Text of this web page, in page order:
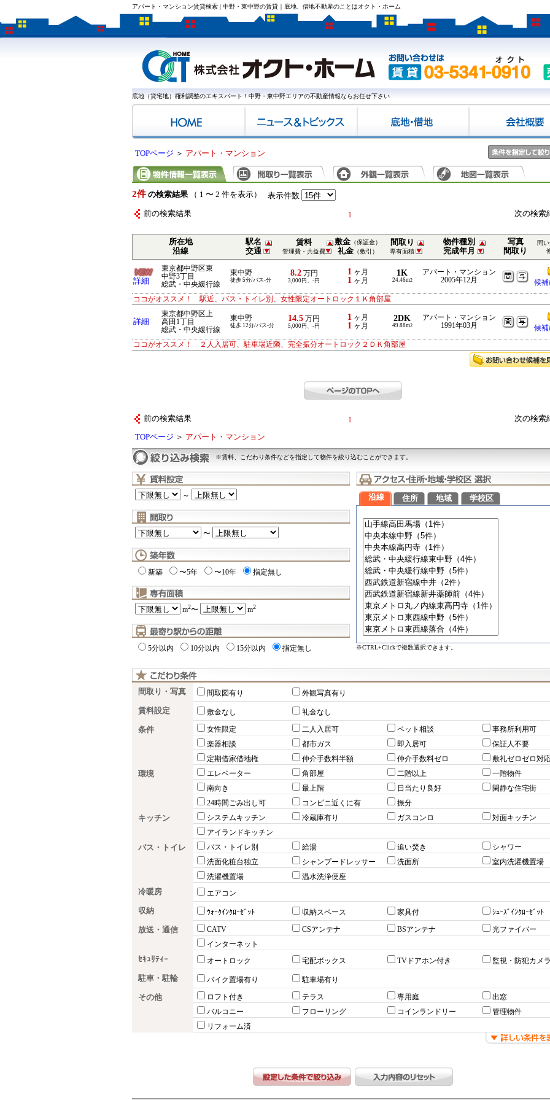
アパート・マンション賃貸検索 | 中野・東中野の賃貸｜底地、借地不動産のことはオクト・ホーム
底地（貸宅地）権利調整のエキスパート！中野・東中野エリアの不動産情報ならお任せ下さい
TOPページ ＞ アパート・マンション
2件 の検索結果（ 1 〜 2 件を表示） 表示件数
前の検索結果 1 次の検
所在地
沿線
駅名
交通
賃料
管理費・共益費
敷金 （保証金）
礼金 （敷引）
間取り
専有面積
物件種別
完成年月
写真
間取り
問
詳細
東京都中野区東
中野3丁目
総武・中央緩行線
東中野
徒歩 5分/バス-分
8.2万円
3,000円、-円
1 ヶ月
1 ヶ月
1K
24.46m2
アパート・マンション
2005年12月
候補
ココがオススメ！ 駅近、バス・トイレ別、女性限定オートロック１Ｋ角部屋
詳細
東京都中野区上
高田1丁目
総武・中央緩行線
東中野
徒歩 12分/バス-分
14.5 万円
5,000円、-円
1 ヶ月
1 ヶ月
2DK
49.88m2
アパート・マンション
1991年03月
候補
ココがオススメ！ ２人入居可、駐車場近隣、完全振分オートロック２ＤＫ角部屋
前の検索結果 1 次の検
TOPページ ＞ アパート・マンション
※賃料、こだわり条件などを指定して物件を絞り込むことができます。
～
〜
新築 〜5年 〜10年 指定無し
m2〜 m2
5分以内 10分以内 15分以内 指定無し
沿線 住所 地域 学校区
※CTRL+Clickで複数選択できます。
間取り・写真 間取図有り 外観写真有り
賃料設定 敷金なし 礼金なし
条件 女性限定 二人入居可 ペット相談
事務所利用可
楽器相談
都市ガス 即入居可
保証人不要
定期借家借地権
仲介手数料半額 仲介手数料ゼロ 敷礼ゼロゼロ対
環境 エレベーター 角部屋 二階以上
一階物件
南向き
最上階 日当たり良好
閑静な住宅街
24時間ごみ出し可
コンビニ近くに有 振分
キッチン システムキッチン 冷蔵庫有り ガスコンロ
対面キッチン
アイランドキッチン
バス・トイレ バス・トイレ別 給湯 追い焚き
シャワー
洗面化粧台独立
シャンプードレッサー 洗面所
室内洗濯機置場
洗濯機置場
温水洗浄便座
冷暖房 エアコン
収納 ｳｫｰｸｲﾝｸﾛｰｾﾞｯﾄ 収納スペース 家具付 ｼｭｰｽﾞｲﾝｸﾛｰｾﾞｯﾄ
放送・通信 CATV CSアンテナ BSアンテナ
光ファイバー
インターネット
ｾｷｭﾘﾃｨｰ オートロック 宅配ボックス TVドアホン付き 監視・防犯カメ
駐車・駐輪 バイク置場有り 駐車場有り
その他 ロフト付き テラス 専用庭
出窓
バルコニー
フローリング コインランドリー
管理物件
リフォーム済